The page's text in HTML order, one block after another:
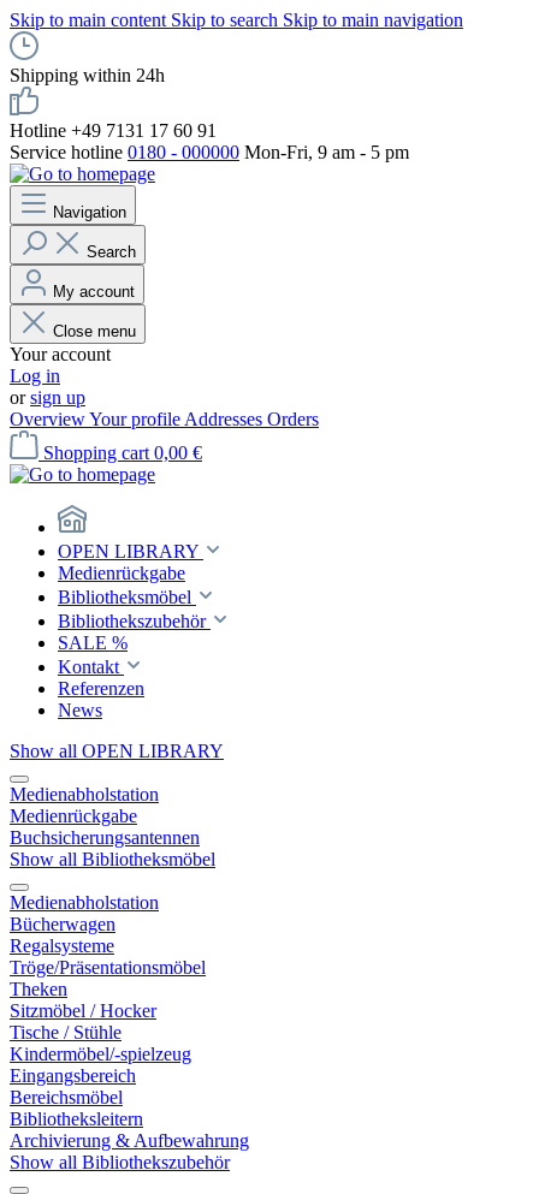
Skip to main content Skip to search Skip to main navigation
Shipping within 24h
Hotline +49 7131 17 60 91
Service hotline 0180 - 000000 Mon-Fri, 9 am - 5 pm
Navigation
Search
My account
Close menu
Your account
Log in
orsign up
OverviewYour profile Addresses Orders
Shopping cart 0,00 €
OPEN LIBRARY
Medienrückgabe
Bibliotheksmöbel
Bibliothekszubehör
SALE %
Kontakt
Referenzen
News
Show all OPEN LIBRARY
Medienabholstation
Medienrückgabe
Buchsicherungsantennen
Show all Bibliotheksmöbel
Medienabholstation
Bücherwagen
Regalsysteme
Tröge/Präsentationsmöbel
Theken
Sitzmöbel / Hocker
Tische / Stühle
Kindermöbel/-spielzeug
Eingangsbereich
Bereichsmöbel
Bibliotheksleitern
Archivierung & Aufbewahrung
Show all Bibliothekszubehör